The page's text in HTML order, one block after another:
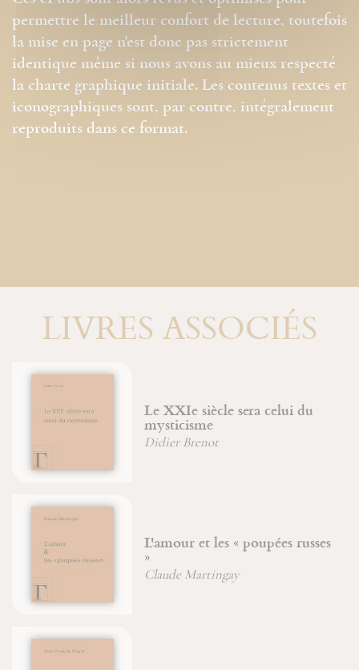
permettre le meilleur confort de lecture, toutefois
la mise en page n'est donc pas strictement
identique même si nous avons au mieux respecté
la charte graphique initiale. Les contenus textes et
iconographiques sont, par contre, intégralement
reproduits dans ce format.
LIVRES ASSOCIÉS
Le XXIe siècle sera celui du
mysticisme
L'amour et les « poupées russes